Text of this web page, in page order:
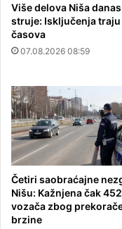
Više delova Niša
struje: Isključenja
časova
07.08.2026 08:59
Četiri saobraćajne
Nišu: Kažnjena čak 452
vozača zbog
brzine